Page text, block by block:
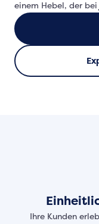
einem Hebel, der
Ihre Kunden